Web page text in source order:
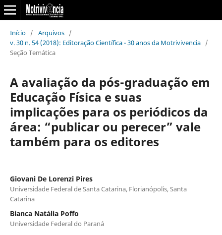
Início / Arquivos /
v. 30 n. 54 (2018): Editoração Científica - 30 anos da Motrivivencia /
Seção Temática
A avaliação da pós-graduação em
Educação Física e suas
implicações para os periódicos da
área: “publicar ou perecer” vale
também para os editores
Giovani De Lorenzi Pires
Universidade Federal de Santa Catarina, Florianópolis, Santa
Catarina
Bianca Natália Poffo
Universidade Federal do Paraná